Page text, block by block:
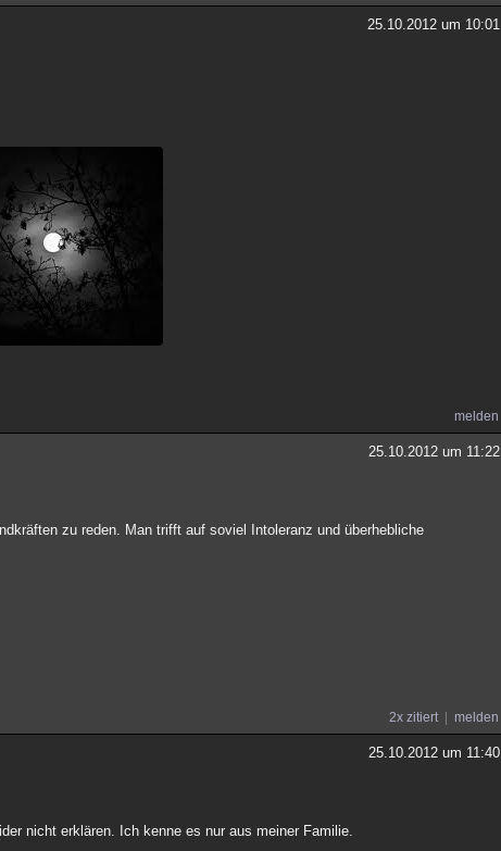
25.10.2012 um 10:01
melden
25.10.2012 um 11:22
zu reden. Man trifft auf soviel Intoleranz und überhebliche
2x zitiert melden
25.10.2012 um 11:40
nicht erklären. Ich kenne es nur aus meiner Familie.